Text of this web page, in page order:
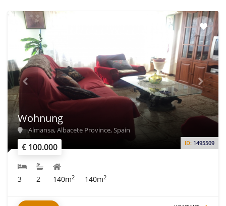
€ 100.000 ID: 1495509
Wohnung
Almansa, Albacete Province, Spain
3 2 140m2 140m2